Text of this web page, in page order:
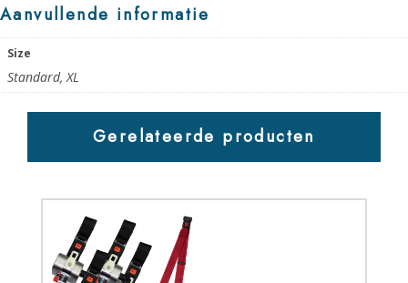
Aanvullende informatie
Size
Standard, XL
Gerelateerde producten